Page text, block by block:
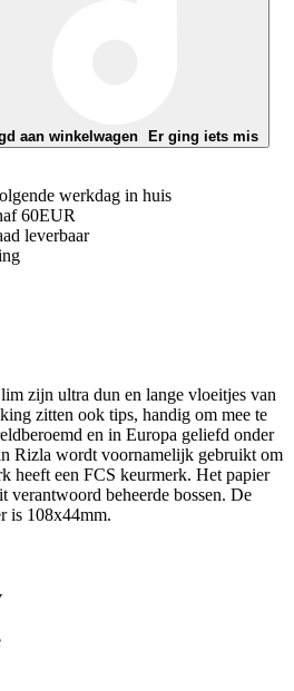
aan winkelwagen Er ging iets mis
werkdag in huis
60EUR
leverbaar
zijn ultra dun en lange vloeitjes van
zitten ook tips, handig om mee te
en in Europa geliefd onder
Rizla wordt voornamelijk gebruikt om
heeft een FCS keurmerk. Het papier
verantwoord beheerde bossen. De
is 108x44mm.